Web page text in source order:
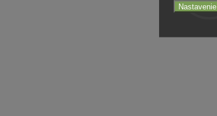
Nastavenie